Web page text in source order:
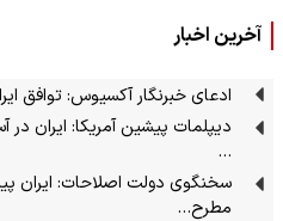
آخرین اخبار
ادعای خبرنگار آکسیوس: توافق
دیپلمات پیشین آمریکا: ایران در
…
سخنگوی دولت اصلاحات: ایران
مطرح…